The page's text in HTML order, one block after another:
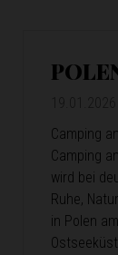
Camping
Camping
wird bei
Ruhe,
in Polen